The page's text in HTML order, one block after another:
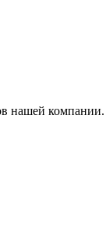
нашей компании.